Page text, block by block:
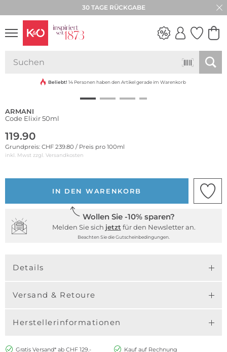
30 TAGE RÜCKGABE
VIBES
Beliebt! 14 Personen haben den Artikel gerade im Warenkorb
ARMANI
Code Elixir 50ml
119.90
Grundpreis: CHF 239.80 / Preis pro 100ml
inkl. Mwst zzgl. Versandkosten
IN DEN WARENKORB
Wollen Sie -10% sparen?
Melden Sie sich jetzt für den Newsletter an.
Beachten Sie die Gutscheinbedingungen.
Details
Versand & Retoure
Herstellerinformationen
Gratis Versand* ab CHF 129.-
Kauf auf Rechnung